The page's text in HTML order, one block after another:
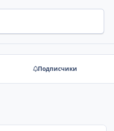
Подписчики